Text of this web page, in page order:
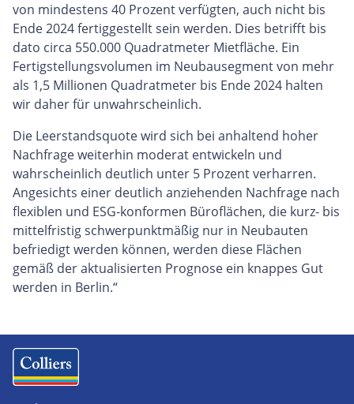
von mindestens 40 Prozent verfügten, auch nicht bis
Ende 2024 fertiggestellt sein werden. Dies betrifft bis
dato circa 550.000 Quadratmeter Mietfläche. Ein
Fertigstellungsvolumen im Neubausegment von mehr
als 1,5 Millionen Quadratmeter bis Ende 2024 halten
wir daher für unwahrscheinlich.
Die Leerstandsquote wird sich bei anhaltend hoher
Nachfrage weiterhin moderat entwickeln und
wahrscheinlich deutlich unter 5 Prozent verharren.
Angesichts einer deutlich anziehenden Nachfrage nach
flexiblen und ESG-konformen Büroflächen, die kurz- bis
mittelfristig schwerpunktmäßig nur in Neubauten
befriedigt werden können, werden diese Flächen
gemäß der aktualisierten Prognose ein knappes Gut
werden in Berlin.“